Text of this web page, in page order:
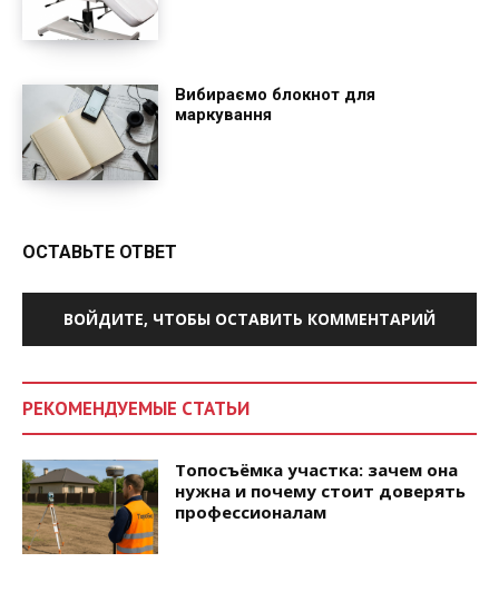
Вибираємо блокнот для
маркування
ОСТАВЬТЕ ОТВЕТ
ВОЙДИТЕ, ЧТОБЫ ОСТАВИТЬ КОММЕНТАРИЙ
РЕКОМЕНДУЕМЫЕ СТАТЬИ
Топосъёмка участка: зачем она
нужна и почему стоит доверять
профессионалам